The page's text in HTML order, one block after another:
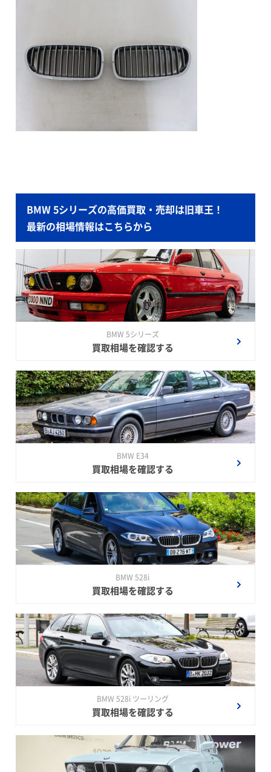
BMW 5シリーズの高価買取・売却は旧車王！
最新の相場情報はこちらから
BMW 5シリーズ
買取相場を確認する
BMW E34
買取相場を確認する
BMW 528i
買取相場を確認する
BMW 528i ツーリング
買取相場を確認する